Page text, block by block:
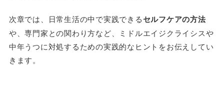
次章では、日常生活の中で実践できるセルフケアの方法
や、専門家との関わり方など、ミドルエイジクライシスや
中年うつに対処するための実践的なヒントをお伝えしてい
きます。